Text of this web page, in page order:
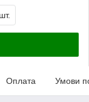
Оплата Умови